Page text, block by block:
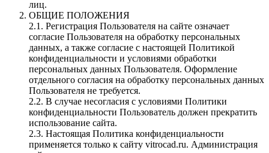
лиц.
ОБЩИЕ ПОЛОЖЕНИЯ
2.1. Регистрация Пользователя на сайте означает
согласие Пользователя на обработку персональных
данных, а также согласие с настоящей Политикой
конфиденциальности и условиями обработки
персональных данных Пользователя. Оформление
отдельного согласия на обработку персональных данных
Пользователя не требуется.
2.2. В случае несогласия с условиями Политики
конфиденциальности Пользователь должен прекратить
использование сайта.
2.3. Настоящая Политика конфиденциальности
применяется только к сайту vitrocad.ru. Администрация